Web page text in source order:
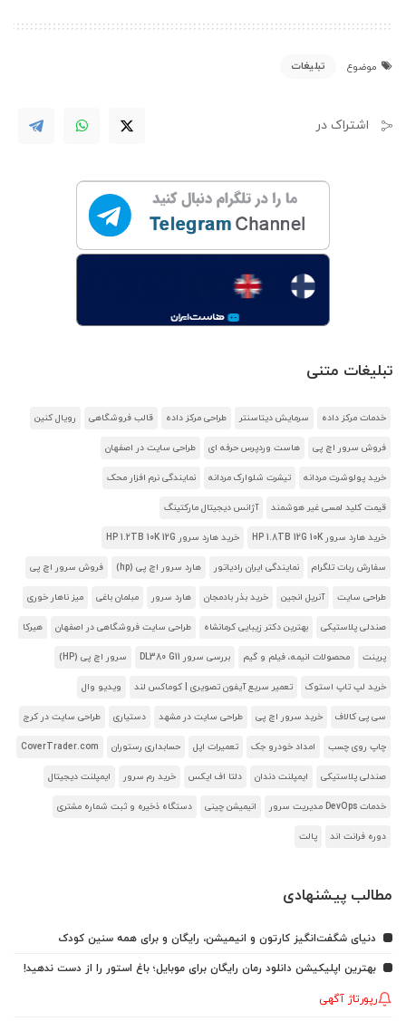
موضوع تبلیغات
اشتراک در
تبلیغات متنی
خدمات مرکز داده سرمایش دیتاسنتر طراحی مرکز داده قالب فروشگاهی رویال کنین
فروش سرور اچ پی هاست وردپرس حرفه ای طراحی سایت در اصفهان
خرید پولوشرت مردانه تیشرت شلوارک مردانه نمایندگی نرم افزار محک
قیمت کلید لمسی غیر هوشمند آژانس دیجیتال مارکتینگ
خرید هارد سرور HP 1.8TB 12G 10K خرید هارد سرور HP 1.2TB 10K 12G
سفارش ربات تلگرام نمایندگی ایران رادیاتور هارد سرور اچ پی (hp) فروش سرور اچ پی
طراحی سایت آنریل انجین خرید بذر بادمجان هارد سرور مبلمان باغی میز ناهار خوری
صندلی پلاستیکی بهترین دکتر زیبایی کرمانشاه طراحی سایت فروشگاهی در اصفهان هیرکا
پرینت محصولات انیمه، فیلم و گیم بررسی سرور DL380 G11 سرور اچ پی (HP)
خرید لپ تاپ استوک تعمیر سریع آیفون تصویری | کوماکس لند ویدیو وال
سی پی کالاف خرید سرور اچ پی طراحی سایت در مشهد دستیاری طراحی سایت در کرج
چاپ روی چسب امداد خودرو جک تعمیرات اپل حسابداری رستوران CoverTrader.com
صندلی پلاستیکی ایمپلنت دندان دلتا اف ایکس خرید رم سرور ایمپلنت دیجیتال
خدمات DevOps مدیریت سرور انیمیشن چینی دستگاه ذخیره و ثبت شماره مشتری
دوره فرانت اند پالت
مطالب پیشنهادی
دنیای شگفت‌انگیز کارتون و انیمیشن، رایگان و برای همه سنین کودک
بهترین اپلیکیشن دانلود رمان رایگان برای موبایل؛ باغ استور را از دست ندهید!
رپورتاژ آگهی